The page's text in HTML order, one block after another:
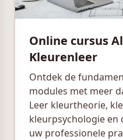
Online cursus
Kleurenleer
Ontdek de
modules met meer
Leer kleurtheorie,
kleurpsychologie en
uw professionele